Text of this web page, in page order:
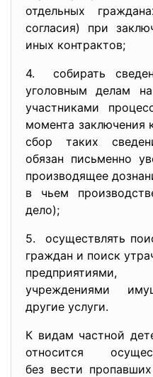
отдельных
согласия) при
иных контрактов;
4. собирать
уголовным делам
участниками
момента заключения
сбор таких
обязан письменно
производящее
в чьем
дело);
5. осуществлять
граждан и поиск
учреждениями
другие услуги.
К видам частной
относится
без вести